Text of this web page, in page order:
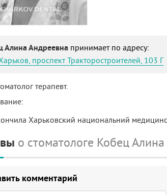
Алина Андреевна принимает по адресу:
, проспект Тракторостроителей, 103 Г
терапевт.
Харьковский национальний
о стоматологе Кобец
комментарий